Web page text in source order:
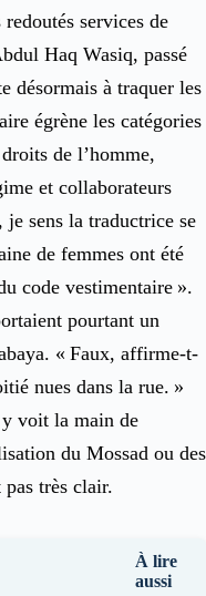
services de
Haq Wasiq, passé
désormais à traquer les
égrène les catégories
de l’homme,
et collaborateurs
je sens la traductrice se
de femmes ont été
code vestimentaire ».
pourtant un
« Faux, affirme-t-
nues dans la rue. »
y voit la main de
du Mossad ou des
pas très clair.
À lire
aussi